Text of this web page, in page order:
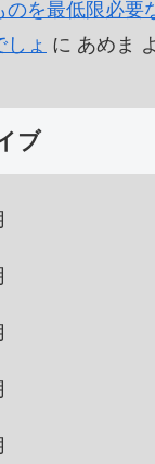
のを最低限必要
ょ に あめま
ブ